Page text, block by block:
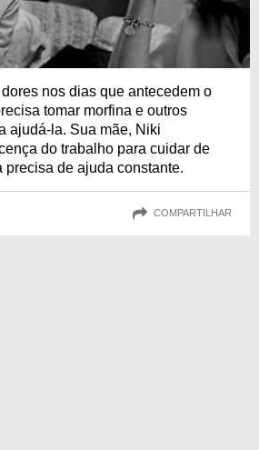
nos dias que antecedem o
tomar morfina e outros
ajudá-la. Sua mãe, Niki
do trabalho para cuidar de
precisa de ajuda constante.
COMPARTILHAR